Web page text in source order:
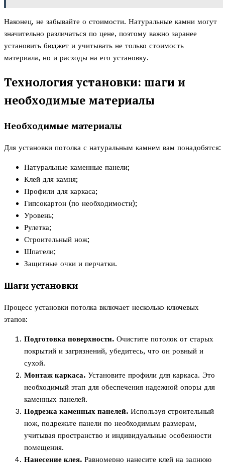
Наконец, не забывайте о стоимости. Натуральные камни могут
значительно различаться по цене, поэтому важно заранее
установить бюджет и учитывать не только стоимость
материала, но и расходы на его установку.
Технология установки: шаги и
необходимые материалы
Необходимые материалы
Для установки потолка с натуральным камнем вам понадобятся:
Натуральные каменные панели;
Клей для камня;
Профили для каркаса;
Гипсокартон (по необходимости);
Уровень;
Рулетка;
Строительный нож;
Шпатели;
Защитные очки и перчатки.
Шаги установки
Процесс установки потолка включает несколько ключевых
этапов:
Подготовка поверхности. Очистите потолок от старых
покрытий и загрязнений, убедитесь, что он ровный и
сухой.
Монтаж каркаса. Установите профили для каркаса. Это
необходимый этап для обеспечения надежной опоры для
каменных панелей.
Подрезка каменных панелей. Используя строительный
нож, подрежьте панели по необходимым размерам,
учитывая пространство и индивидуальные особенности
помещения.
Нанесение клея. Равномерно нанесите клей на заднюю